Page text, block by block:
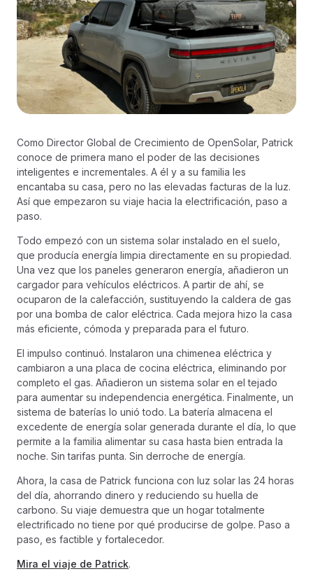
Como Director Global de Crecimiento de OpenSolar, Patrick
conoce de primera mano el poder de las decisiones
inteligentes e incrementales. A él y a su familia les
encantaba su casa, pero no las elevadas facturas de la luz.
Así que empezaron su viaje hacia la electrificación, paso a
paso.
Todo empezó con un sistema solar instalado en el suelo,
que producía energía limpia directamente en su propiedad.
Una vez que los paneles generaron energía, añadieron un
cargador para vehículos eléctricos. A partir de ahí, se
ocuparon de la calefacción, sustituyendo la caldera de gas
por una bomba de calor eléctrica. Cada mejora hizo la casa
más eficiente, cómoda y preparada para el futuro.
El impulso continuó. Instalaron una chimenea eléctrica y
cambiaron a una placa de cocina eléctrica, eliminando por
completo el gas. Añadieron un sistema solar en el tejado
para aumentar su independencia energética. Finalmente, un
sistema de baterías lo unió todo. La batería almacena el
excedente de energía solar generada durante el día, lo que
permite a la familia alimentar su casa hasta bien entrada la
noche. Sin tarifas punta. Sin derroche de energía.
Ahora, la casa de Patrick funciona con luz solar las 24 horas
del día, ahorrando dinero y reduciendo su huella de
carbono. Su viaje demuestra que un hogar totalmente
electrificado no tiene por qué producirse de golpe. Paso a
paso, es factible y fortalecedor.
Mira el viaje de Patrick.